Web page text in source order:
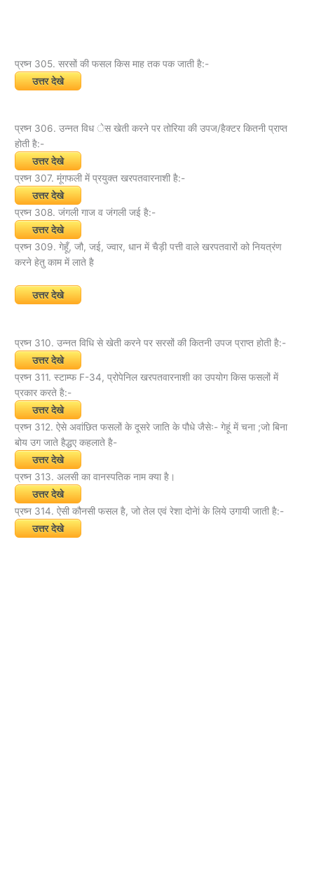
प्रष्न 305. सरसों की फसल किस माह तक पक जाती है:-
उत्तर देखे
प्रष्न 306. उन्नत विध ेस खेती करने पर तोरिया की उपज/हैक्टर कितनी प्राप्त
होती है:-
उत्तर देखे
प्रष्न 307. मूंगफली में प्रयुक्त खरपतवारनाशी है:-
उत्तर देखे
प्रष्न 308. जंगली गाज व जंगली जई है:-
उत्तर देखे
प्रष्न 309. गेहूँ, जौ, जई, ज्वार, धान में चैड़ी पत्ती वाले खरपतवारों को नियत्रंण
करने हेतु काम में लाते है
उत्तर देखे
प्रष्न 310. उन्नत विधि से खेती करने पर सरसों की कितनी उपज प्राप्त होती है:-
उत्तर देखे
प्रष्न 311. स्टाम्फ F-34, प्रोपेनिल खरपतवारनाशी का उपयोग किस फसलों में
प्रकार करते है:-
उत्तर देखे
प्रष्न 312. ऐसे अवांछित फसलों के दूसरे जाति के पौधे जैसेः- गेहूं में चना ;जो बिना
बोय उग जाते हैद्धए कहलाते है-
उत्तर देखे
प्रष्न 313. अलसी का वानस्पतिक नाम क्या है।
उत्तर देखे
प्रष्न 314. ऐसी कौनसी फसल है, जो तेल एवं रेशा दोनेां के लिये उगायी जाती है:-
उत्तर देखे